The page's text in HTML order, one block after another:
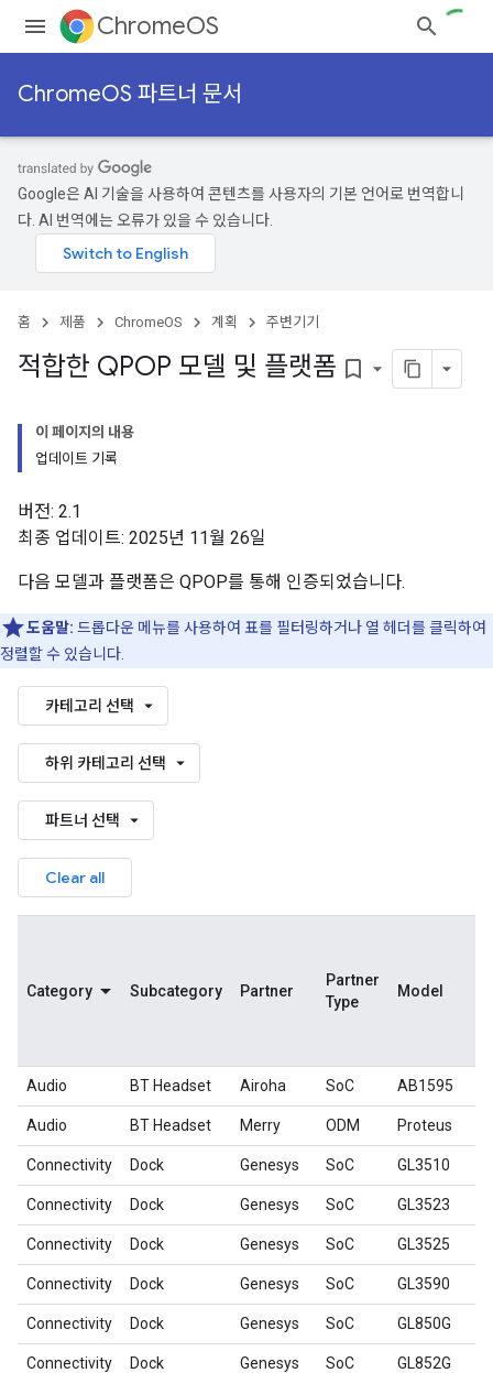
ChromeOS
ChromeOS 파트너 문서
Google은 AI 기술을 사용하여 콘텐츠를 사용자의 기본 언어로 번역합니
다. AI 번역에는 오류가 있을 수 있습니다.
홈 제품 ChromeOS 계획 주변기기
적합한 QPOP 모델 및 플랫폼 bookmark_border
이 페이지의 내용
업데이트 기록
버전: 2.1
최종 업데이트: 2025년 11월 26일
다음 모델과 플랫폼은 QPOP를 통해 인증되었습니다.
도움말: 드롭다운 메뉴를 사용하여 표를 필터링하거나 열 헤더를 클릭하여
정렬할 수 있습니다.
카테고리 선택
하위 카테고리 선택
파트너 선택
Clear all
Category Subcategory Partner
Partner
Type
Model
Audio BT Headset Airoha SoC AB1595
Audio BT Headset Merry ODM Proteus
Connectivity Dock Genesys SoC GL3510
Connectivity Dock Genesys SoC GL3523
Connectivity Dock Genesys SoC GL3525
Connectivity Dock Genesys SoC GL3590
Connectivity Dock Genesys SoC GL850G
Connectivity Dock Genesys SoC GL852G